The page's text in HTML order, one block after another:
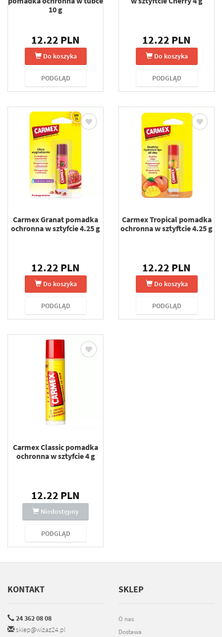
10 g
12.22 PLN
Do koszyka
PODGLĄD
12.22 PLN
Do koszyka
PODGLĄD
Carmex Granat pomadka
ochronna w sztyfcie 4.25 g
12.22 PLN
Do koszyka
PODGLĄD
Carmex Tropical pomadka
ochronna w sztyftcie 4.25 g
12.22 PLN
Do koszyka
PODGLĄD
Carmex Classic pomadka
ochronna w sztyfcie 4 g
12.22 PLN
Niedostępny
PODGLĄD
KONTAKT
24 362 08 08
sklep@wizaz24.pl
SKLEP
O nas
Dostawa